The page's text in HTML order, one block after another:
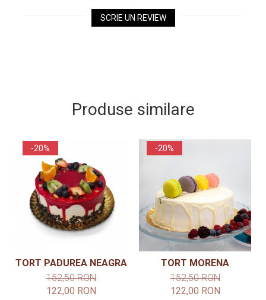
SCRIE UN REVIEW
Produse similare
-20%
TORT PADUREA NEAGRA
152,50 RON
122,00 RON
-20%
TORT MORENA
152,50 RON
122,00 RON